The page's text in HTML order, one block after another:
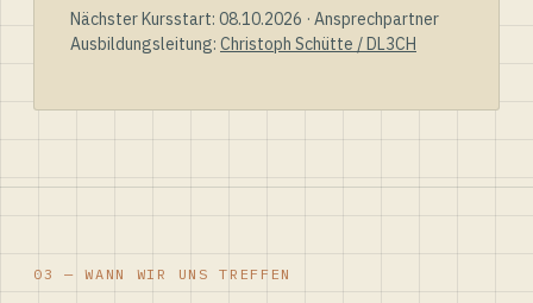
Nächster Kursstart: 08.10.2026 · Ansprechpartner
Ausbildungsleitung: Christoph Schütte / DL3CH
03 — WANN WIR UNS TREFFEN